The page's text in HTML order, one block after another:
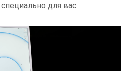
для вас.